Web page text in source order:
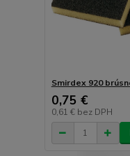
Smirdex 920
0,75 €
0,61 € bez DPH